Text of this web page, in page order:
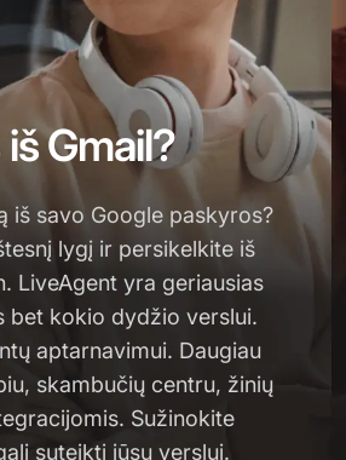
Gmail?
iš savo Google paskyros?
lygį ir persikelkite iš
LiveAgent yra geriausias
bet kokio dydžio verslui.
aptarnavimui. Daugiau
skambučių centru, žinių
Sužinokite
suteikti jūsų verslui.